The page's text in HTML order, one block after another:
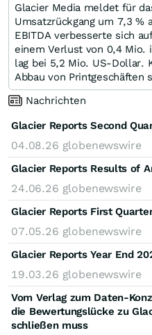
Glacier Media meldet für
Umsatzrückgang um 7,3 %
EBITDA verbesserte sich
einem Verlust von 0,4 Mio.
lag bei 5,2 Mio. US-Dollar.
Abbau von Printgeschäften
Nachrichten
Glacier Reports Second
04.08.26 globenewswire
Glacier Reports Results of
24.06.26 globenewswire
Glacier Reports First
07.05.26 globenewswire
Glacier Reports Year End
19.03.26 globenewswire
Vom Verlag zum Daten-
die Bewertungslücke zu
schließen muss